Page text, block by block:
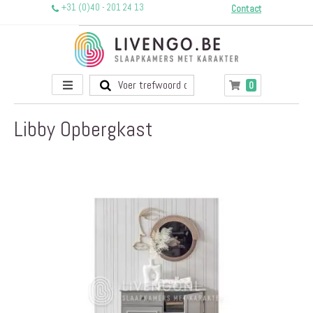
+31 (0)40 - 201 24 13 Contact
Toggle
Nav
Winkelwagen
0producten
Libby Opbergkast